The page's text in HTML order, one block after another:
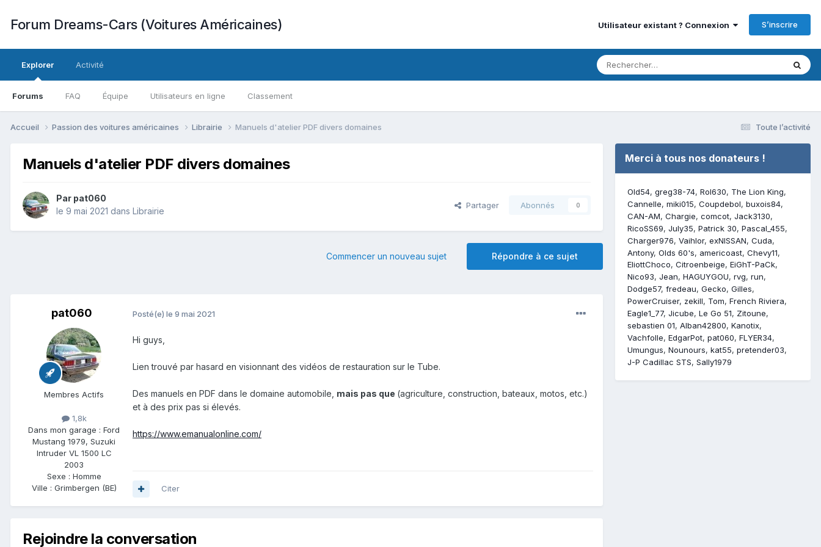
Forum Dreams-Cars (Voitures Américaines) Utilisateur existant ? Connexion S’inscrire
Explorer
Forums FAQ Équipe Utilisateurs en ligne Classement
Activité
Toute l’activité
Accueil Passion des voitures américaines Librairie Manuels d'atelier PDF divers domaines
Manuels d'atelier PDF divers domaines
Par pat060
le 9 mai 2021 dans Librairie
Partager Abonnés 0
Répondre à ce sujet
Commencer un nouveau sujet
pat060
Membres Actifs
1,8k
Dans mon garage : Ford
Mustang 1979, Suzuki
Intruder VL 1500 LC
2003
Sexe : Homme
Ville : Grimbergen (BE)
Posté(e) le 9 mai 2021
Hi guys,
Lien trouvé par hasard en visionnant des vidéos de restauration sur le Tube.
Des manuels en PDF dans le domaine automobile, mais pas que (agriculture, construction, bateaux, motos, etc.)
et à des prix pas si élevés.
https://www.emanualonline.com/
Citer
Rejoindre la conversation
Merci à tous nos donateurs !
Old54 greg38-74 Rol630
The Lion King
Cannelle miki015 Coupdebol buxois84
CAN-AM Chargie comcot Jack3130
RicoSS69 July35 Patrick 30 Pascal_455
Charger976 Vaihlor exNISSAN Cuda
Antony Olds 60's americoast Chevy11
EliottChoco Citroenbeige EiGhT-PaCk
Nico93 Jean HAGUYGOU rvg run
Dodge57 fredeau Gecko Gilles
PowerCruiser zekill Tom French Riviera
Eagle1_77 Jicube Le Go 51
Zitoune
sebastien 01 Alban42800 Kanotix
Vachfolle EdgarPot pat060 FLYER34
Umungus Nounours kat55 pretender03
J-P Cadillac STS Sally1979